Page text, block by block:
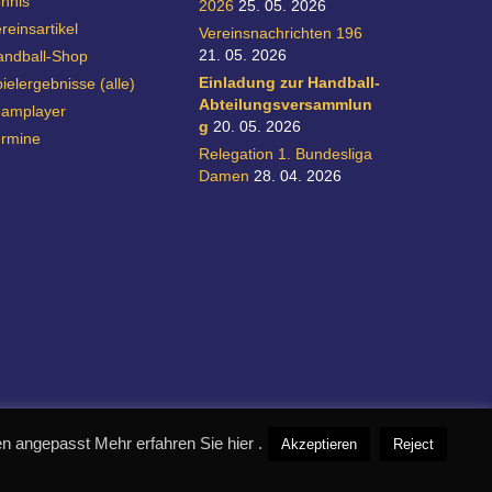
Shop
(alle)
2026 25. 05. 2026
Vereinsnachrichten 196
21. 05. 2026
Einladung zur Handball-
Abteilungsversammlun
g 20. 05. 2026
Relegation 1. Bundesliga
Damen 28. 04. 2026
realisiert durch designpraxis.de
angepasst Mehr erfahren Sie hier . Akzeptieren Reject